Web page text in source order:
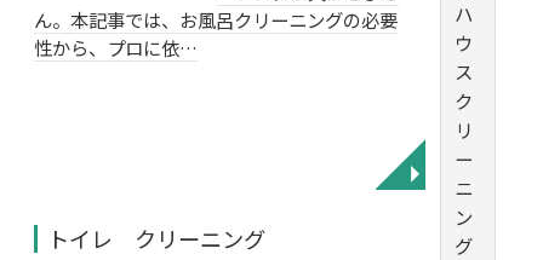
ん。本記事では、お風呂クリーニングの必要
性から、プロに依…
◥
トイレ クリーニング
ハ
ウ
ス
ク
リ
ー
ニ
ン
グ